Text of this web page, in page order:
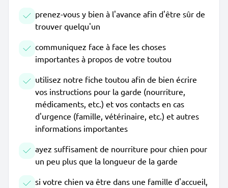
prenez-vous y bien à l'avance afin d'être sûr de
trouver quelqu'un
communiquez face à face les choses
importantes à propos de votre toutou
utilisez notre fiche toutou afin de bien écrire
vos instructions pour la garde (nourriture,
médicaments, etc.) et vos contacts en cas
d'urgence (famille, vétérinaire, etc.) et autres
informations importantes
ayez suffisament de nourriture pour chien pour
un peu plus que la longueur de la garde
si votre chien va être dans une famille d'accueil,